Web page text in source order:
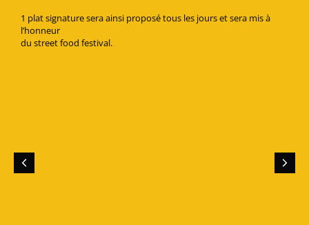
1 plat signature sera ainsi proposé tous les jours et sera mis à
l’honneur
du street food festival.